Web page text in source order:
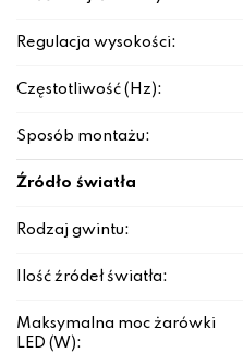
Regulacja wysokości:
Częstotliwość (Hz):
Sposób montażu:
Źródło światła
Rodzaj gwintu:
Ilość źródeł światła:
Maksymalna moc żarówki
LED (W):